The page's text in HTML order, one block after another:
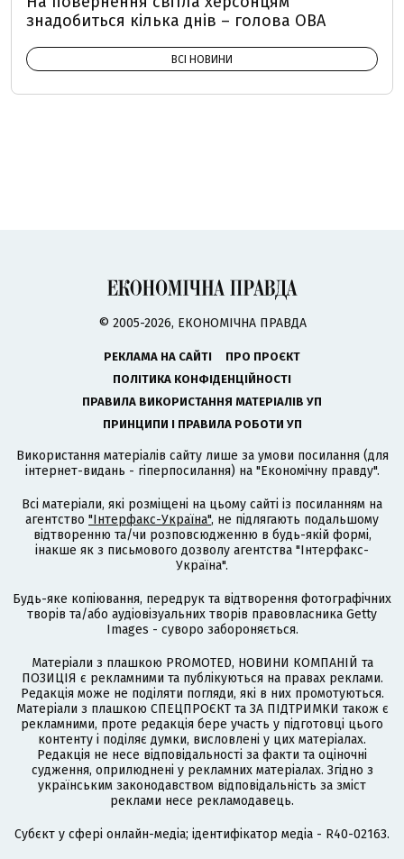
знадобиться кілька днів – голова ОВА
ВСІ НОВИНИ
© 2005-2026, ЕКОНОМІЧНА ПРАВДА
РЕКЛАМА НА САЙТІ
ПРО ПРОЄКТ
ПОЛІТИКА КОНФІДЕНЦІЙНОСТІ
ПРАВИЛА ВИКОРИСТАННЯ МАТЕРІАЛІВ УП
ПРИНЦИПИ І ПРАВИЛА РОБОТИ УП
Використання матеріалів сайту лише за умови посилання (для
інтернет-видань - гіперпосилання) на "Економічну правду".
Всі матеріали, які розміщені на цьому сайті із посиланням на
агентство "Інтерфакс-Україна", не підлягають подальшому
відтворенню та/чи розповсюдженню в будь-якій формі,
інакше як з письмового дозволу агентства "Інтерфакс-
Україна".
Будь-яке копіювання, передрук та відтворення фотографічних
творів та/або аудіовізуальних творів правовласника Getty
Images - суворо забороняється.
Матеріали з плашкою PROMOTED, НОВИНИ КОМПАНІЙ та
ПОЗИЦІЯ є рекламними та публікуються на правах реклами.
Редакція може не поділяти погляди, які в них промотуються.
Матеріали з плашкою СПЕЦПРОЄКТ та ЗА ПІДТРИМКИ також є
рекламними, проте редакція бере участь у підготовці цього
контенту і поділяє думки, висловлені у цих матеріалах.
Редакція не несе відповідальності за факти та оціночні
судження, оприлюднені у рекламних матеріалах. Згідно з
українським законодавством відповідальність за зміст
реклами несе рекламодавець.
Cубєкт у сфері онлайн-медіа; ідентифікатор медіа - R40-02163.